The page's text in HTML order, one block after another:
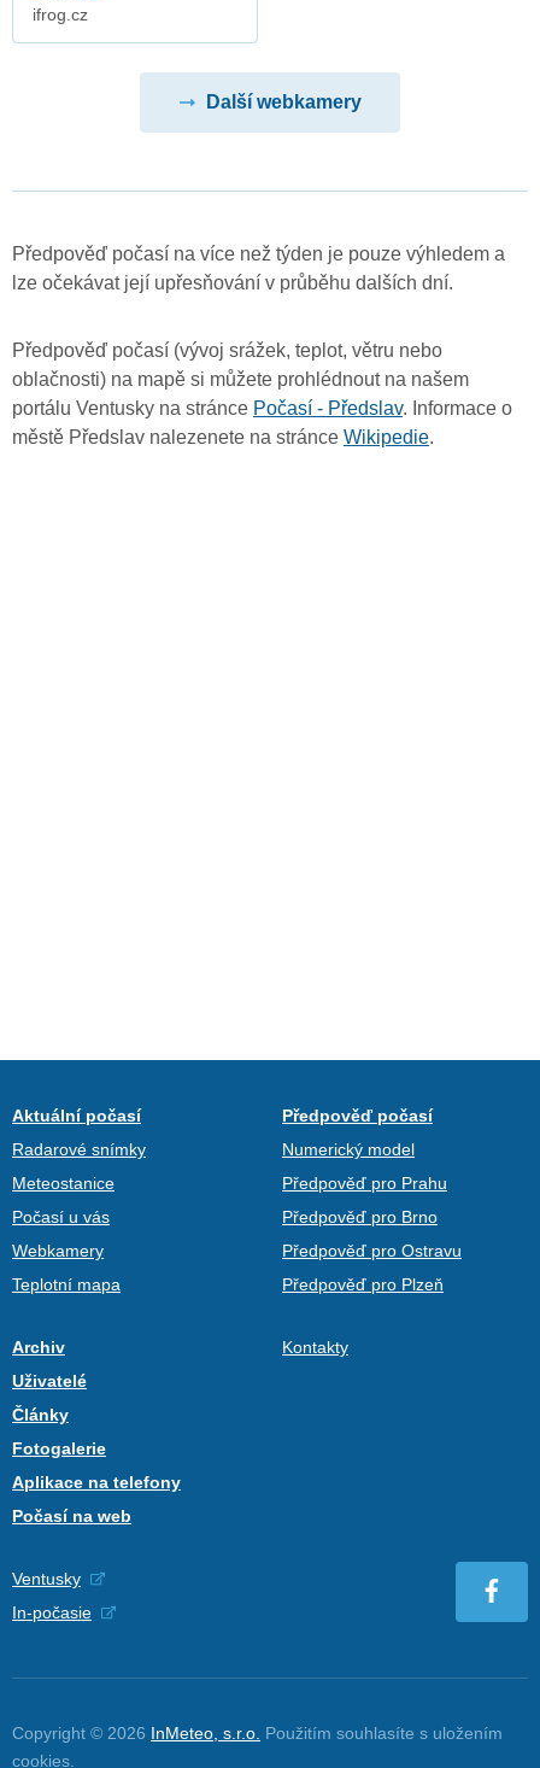
ifrog.cz
Další webkamery
Předpověď počasí na více než týden je pouze výhledem a
lze očekávat její upřesňování v průběhu dalších dní.
Předpověď počasí (vývoj srážek, teplot, větru nebo
oblačnosti) na mapě si můžete prohlédnout na našem
portálu Ventusky na stránce Počasí - Předslav. Informace o
městě Předslav nalezenete na stránce Wikipedie.
Aktuální počasí
Radarové snímky
Meteostanice
Počasí u vás
Webkamery
Teplotní mapa
Předpověď počasí
Numerický model
Předpověď pro Prahu
Předpověď pro Brno
Předpověď pro Ostravu
Předpověď pro Plzeň
Archiv
Uživatelé
Články
Fotogalerie
Aplikace na telefony
Počasí na web
Kontakty
Ventusky
In-počasie
Copyright © 2026 InMeteo, s.r.o. Použitím souhlasíte s uložením
cookies